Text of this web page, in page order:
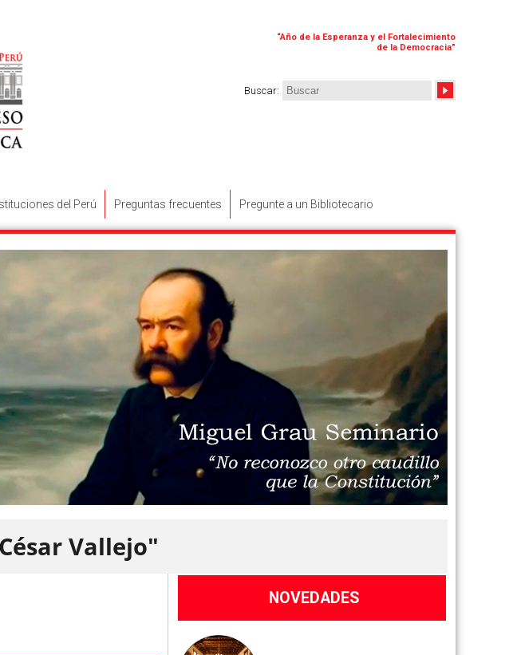
“Año de la Esperanza y el Fortalecimiento
de la Democracia”
Buscar:
del Perú Preguntas frecuentes Pregunte a un Bibliotecario
Vallejo"
NOVEDADES